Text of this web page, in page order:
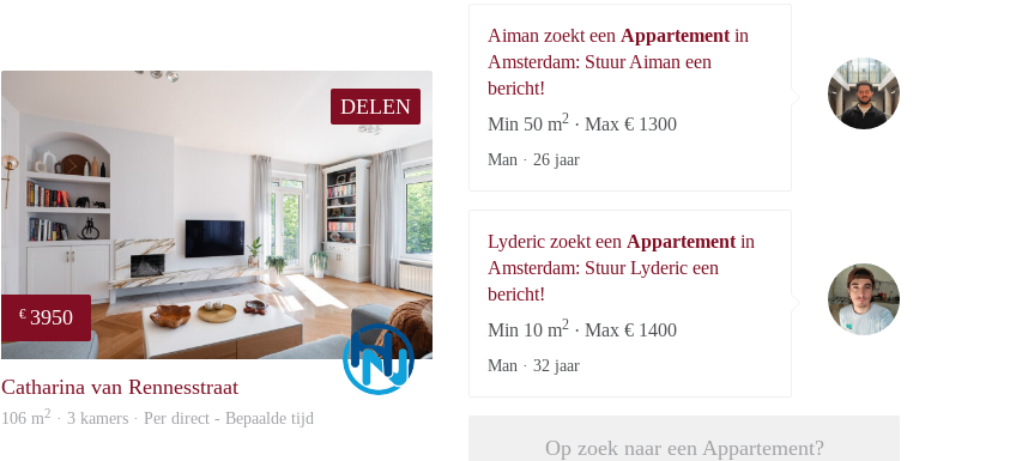
DELEN
€ 3950
Marco
Catharina van Rennesstraat
106 m2 · 3 kamers · Per direct - Bepaalde tijd
Aiman zoekt een Appartement in
Amsterdam: Stuur Aiman een
bericht!
Min 50 m2 · Max € 1300
Man · 26 jaar
Lyderic zoekt een Appartement in
Amsterdam: Stuur Lyderic een
bericht!
Min 10 m2 · Max € 1400
Man · 32 jaar
Op zoek naar een Appartement?